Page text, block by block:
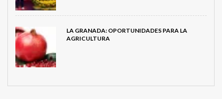
LA GRANADA: OPORTUNIDADES PARA LA
AGRICULTURA